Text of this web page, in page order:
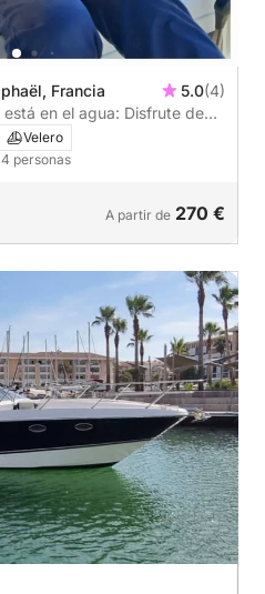
Francia 5.0(4)
en el agua: Disfrute de
privado.
Velero
personas
A partir de 270 €